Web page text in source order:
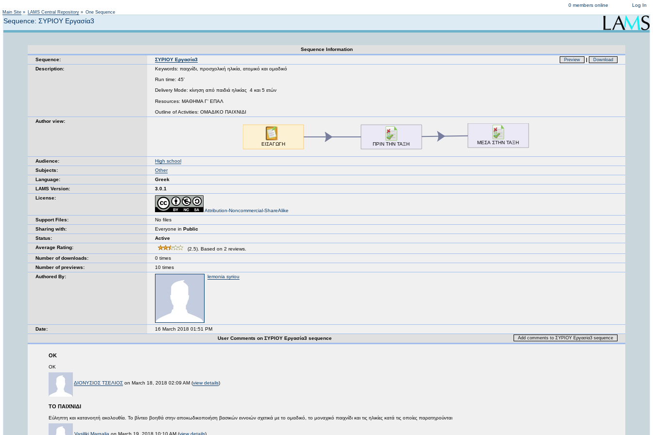
Log In
0 members online
Main Site » LAMS Central Repository » One Sequence
Sequence: ΣΥΡΙΟΥ Εργασία3
Sequence Information
Sequence:
ΣΥΡΙΟΥ Εργασία3 Preview | Download
Description: Keywords: παιχνίδι, προσχολική ηλικία, ατομικό και ομαδικό
Run time: 45'
Delivery Mode: κίνηση από παιδιά ηλικίας 4 και 5 ετών
Resources: ΜΑΘΗΜΑ Γ' ΕΠΑΛ
Outline of Activities: ΟΜΑΔΙΚΟ ΠΑΙΧΝΙΔΙ
Author view:
Audience:
High school
Subjects:
Other
Language:
Greek
LAMS Version:
3.0.1
License:
Attribution-Noncommercial-ShareAlike
Support Files:
No files
Sharing with:
Everyone in Public
Status:
Active
Average Rating:
(2.5). Based on 2 reviews.
Number of downloads:
0 times
Number of previews:
10 times
Authored By:
lemonia syriou
Date:
16 March 2018 01:51 PM
User Comments on ΣΥΡΙΟΥ Εργασία3 sequence
Add comments to ΣΥΡΙΟΥ Εργασία3 sequence
ΟΚ
ΟΚ
ΔΙΟΝΥΣΙΟΣ ΤΣΕΛΙΟΣ on March 18, 2018 02:09 AM (view details)
ΤΟ ΠΑΙΧΝΙΔΙ
Εύληπτη και κατανοητή ακολουθία. Το βίντεο βοηθά στην αποκωδικοποιήση βασικών εννοιών σχετικά με το ομαδικό, το μοναχικό παιχνίδι και τις ηλικίες κατά τις οποίες παρατηρούνται